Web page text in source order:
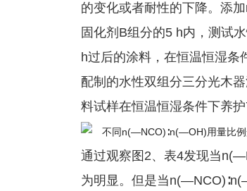
的变化或者耐性的下降。添
固化剂B组分的5 h内，测试
h过后的涂料，在恒温恒湿
配制的水性双组分三分光木
料试样在恒温恒湿条件下养护
通过观察图2、表4发现当
为明显。但是当